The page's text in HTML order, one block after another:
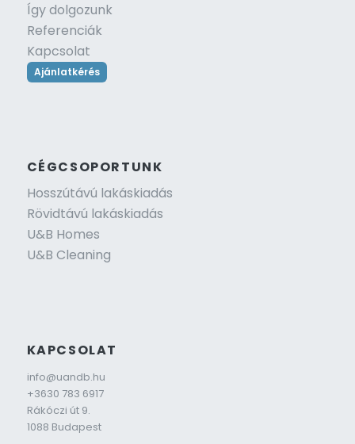
Így dolgozunk
Referenciák
Kapcsolat
Ajánlatkérés
CÉGCSOPORTUNK
Hosszútávú lakáskiadás
Rövidtávú lakáskiadás
U&B Homes
U&B Cleaning
KAPCSOLAT
info@uandb.hu
+3630 783 6917
Rákóczi út 9.
1088 Budapest